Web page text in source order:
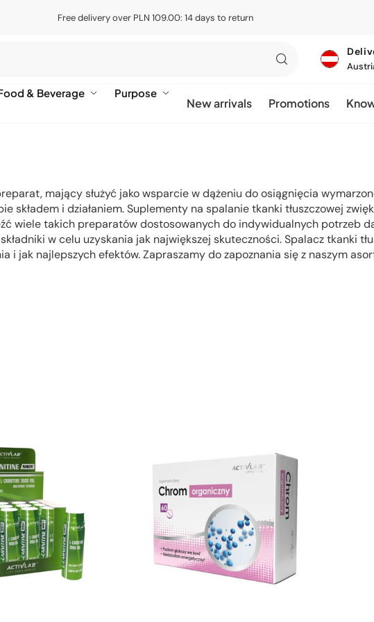
Free delivery over PLN 109.00: 14 days to return
& Beverage Purpose
New arrivals Promotions
C
o
n
/
r
e
g
mający służyć jako wsparcie w dążeniu do osiągnięcia
składem i działaniem. Suplementy na spalanie tkanki tłuszczowej
wiele takich preparatów dostosowanych do indywidualnych potrzeb
w celu uzyskania jak największej skuteczności. Spalacz tkanki
i jak najlepszych efektów. Zapraszamy do zapoznania się z naszym